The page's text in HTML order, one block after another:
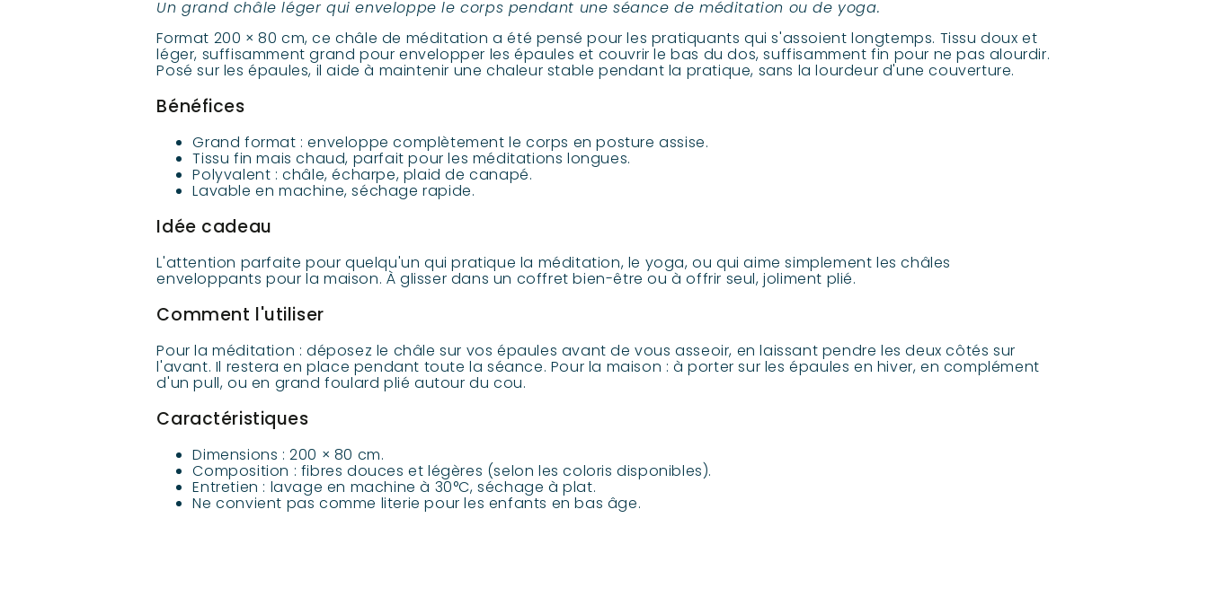
Un grand châle léger qui enveloppe le corps pendant une séance de méditation ou de yoga.
Format 200 × 80 cm, ce châle de méditation a été pensé pour les pratiquants qui s'assoient longtemps. Tissu doux et
léger, suffisamment grand pour envelopper les épaules et couvrir le bas du dos, suffisamment fin pour ne pas alourdir.
Posé sur les épaules, il aide à maintenir une chaleur stable pendant la pratique, sans la lourdeur d'une couverture.
Bénéfices
Grand format : enveloppe complètement le corps en posture assise.
Tissu fin mais chaud, parfait pour les méditations longues.
Polyvalent : châle, écharpe, plaid de canapé.
Lavable en machine, séchage rapide.
Idée cadeau
L'attention parfaite pour quelqu'un qui pratique la méditation, le yoga, ou qui aime simplement les châles
enveloppants pour la maison. À glisser dans un coffret bien-être ou à offrir seul, joliment plié.
Comment l'utiliser
Pour la méditation : déposez le châle sur vos épaules avant de vous asseoir, en laissant pendre les deux côtés sur
l'avant. Il restera en place pendant toute la séance. Pour la maison : à porter sur les épaules en hiver, en complément
d'un pull, ou en grand foulard plié autour du cou.
Caractéristiques
Dimensions : 200 × 80 cm.
Composition : fibres douces et légères (selon les coloris disponibles).
Entretien : lavage en machine à 30°C, séchage à plat.
Ne convient pas comme literie pour les enfants en bas âge.